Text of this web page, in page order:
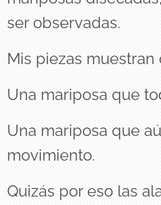
ser observadas.
Mis piezas muestran
Una mariposa que
Una mariposa que
movimiento.
Quizás por eso las